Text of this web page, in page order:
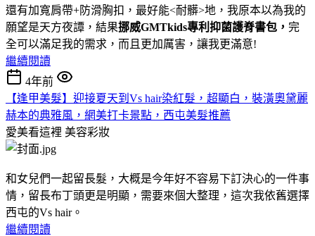
還有加寬肩帶+防滑胸扣，最好能<耐髒>地，我原本以為我的
願望是天方夜譚，結果挪威GMTkids專利抑菌護脊書包， 完
全可以滿足我的需求，而且更加厲害，讓我更滿意!
繼續閱讀
4年前
【逢甲美髮】迎接夏天到Vs hair染紅髮，超顯白，裝潢奧黛麗
赫本的典雅風，網美打卡景點，西屯美髮推薦
愛美看這裡 美容彩妝
和女兒們一起留長髮，大概是今年好不容易下訂決心的一件事
情，留長布丁頭更是明顯，需要來個大整理，這次我依舊選擇
西屯的Vs hair。
繼續閱讀